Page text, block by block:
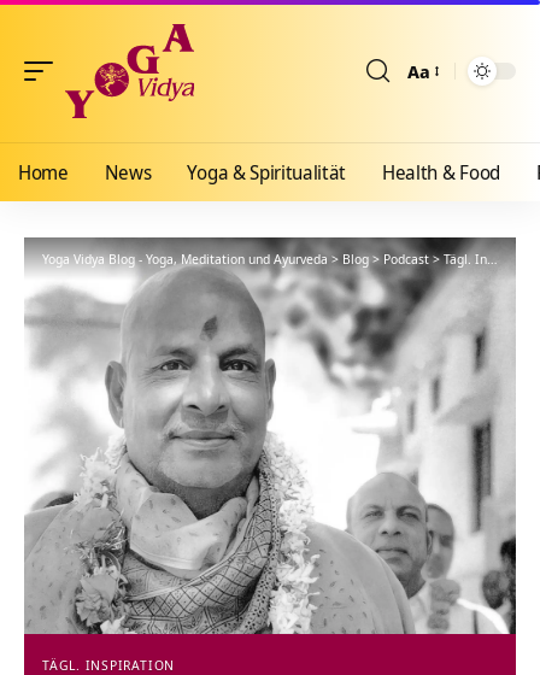
Aa
Home News Yoga & Spiritualität Health & Food
Yoga Vidya Blog - Yoga, Meditation und Ayurveda > Blog > Podcast>Tägl. Inspiration
TÄGL. INSPIRATION